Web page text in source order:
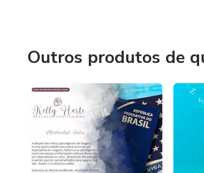
Outros produtos de